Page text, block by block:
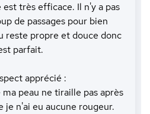
très efficace. Il n'y a pas
de passages pour bien
reste propre et douce donc
parfait.
apprécié :
peau ne tiraille pas après
je n'ai eu aucune rougeur.